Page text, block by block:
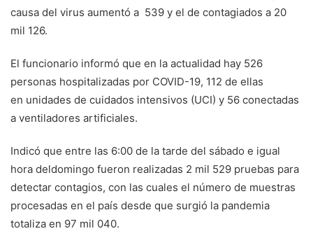
causa del virus aumentó a 539 y el de contagiados a 20
mil 126.
El funcionario informó que en la actualidad hay 526
personas hospitalizadas por COVID-19, 112 de ellas
en unidades de cuidados intensivos (UCI) y 56 conectadas
a ventiladores artificiales.
Indicó que entre las 6:00 de la tarde del sábado e igual
hora deldomingo fueron realizadas 2 mil 529 pruebas para
detectar contagios, con las cuales el número de muestras
procesadas en el país desde que surgió la pandemia
totaliza en 97 mil 040.